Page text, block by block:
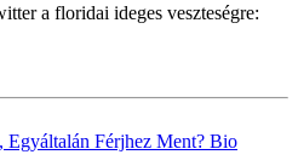
a floridai ideges veszteségre:
Egyáltalán Férjhez Ment? Bio